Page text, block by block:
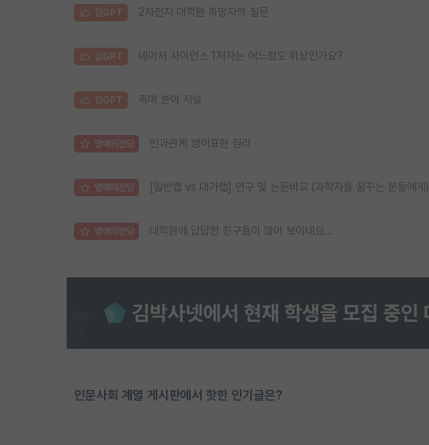
김GPT 2차전지 대학원 희망자의 질문
김GPT 네이처 사이언스 1저자는 어느정도 위상인가요?
김GPT 촉매 분야 저널
명예의전당 인과관계 영어표현 정리
명예의전당 [일반랩 vs 대가랩] 연구 및 논문비교 (과학자를 꿈꾸는 분들에게)
명예의전당 대학원에 답답한 친구들이 많이 보이네요...
인문사회 계열 게시판에서 핫한 인기글은?